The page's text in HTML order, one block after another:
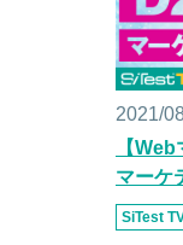
2021/
【
マーケ
SiTest